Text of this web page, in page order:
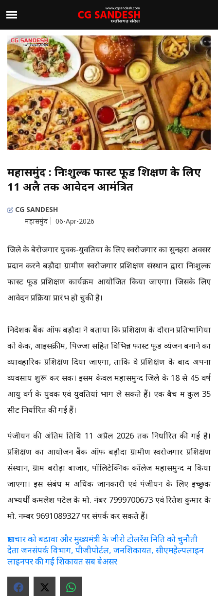
महासमुंद : निःशुल्क फास्ट फूड प्रशिक्षण के लिए
11 अप्रैल तक आवेदन आमंत्रित
CG SANDESH
महासमुंद
06-Apr-2026
जिले के बेरोजगार युवक-युवतियों के लिए स्वरोजगार का सुनहरा अवसर
प्रदान करने बड़ौदा ग्रामीण स्वरोजगार प्रशिक्षण संस्थान द्वारा निःशुल्क
फास्ट फूड प्रशिक्षण कार्यक्रम आयोजित किया जाएगा। जिसके लिए
आवेदन प्रक्रिया प्रारंभ हो चुकी है।
निदेशक बैंक ऑफ बड़ौदा ने बताया कि प्रशिक्षण के दौरान प्रतिभागियों
को केक, आइसक्रीम, पिज्जा सहित विभिन्न फास्ट फूड व्यंजन बनाने का
व्यावहारिक प्रशिक्षण दिया जाएगा, ताकि वे प्रशिक्षण के बाद अपना
व्यवसाय शुरू कर सकें। इसमें केवल महासमुन्द जिले के 18 से 45 वर्ष
आयु वर्ग के युवक एवं युवतियां भाग ले सकते हैं। एक बैच में कुल 35
सीटें निर्धारित की गई हैं।
पंजीयन की अंतिम तिथि 11 अप्रैल 2026 तक निर्धारित की गई है।
प्रशिक्षण का आयोजन बैंक ऑफ बड़ौदा ग्रामीण स्वरोजगार प्रशिक्षण
संस्थान, ग्राम बरोड़ा बाजार, पॉलिटेक्निक कॉलेज महासमुन्द में किया
जाएगा। इस संबंध में अधिक जानकारी एवं पंजीयन के लिए इच्छुक
अभ्यर्थी कमलेश पटेल के मो. नंबर 7999700673 एवं रितेश कुमार के
मो. नम्बर 9691089327 पर संपर्क कर सकते हैं।
भ्रष्टाचार को बढ़ावा और मुख्यमंत्री के जीरो टोलरेंस निति को चुनौती
देता जनसंपर्क विभाग, पीजीपोर्टल, जनशिकायत, सीएमहेल्पलाइन
लाइनपर की गई शिकायत सब बेअसर